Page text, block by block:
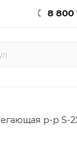
8 800
р-р S-